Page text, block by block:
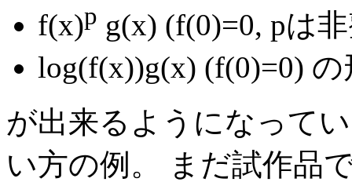
f(x)p g(x) (f(0)=0, pは
log(f(x))g(x) (f(0)=0)
が出来るようになってい
い方の例。 まだ試作品